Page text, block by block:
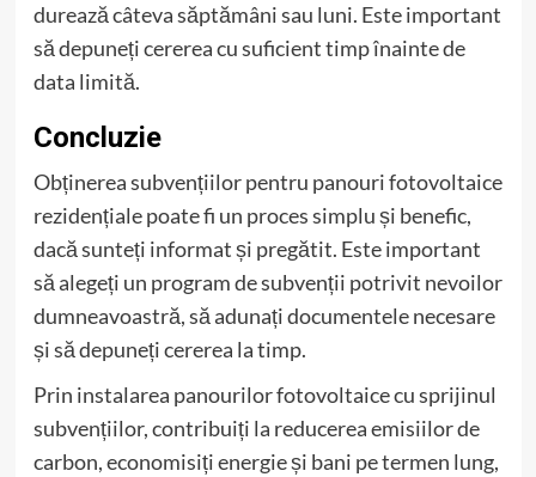
durează câteva săptămâni sau luni. Este important
să depuneți cererea cu suficient timp înainte de
data limită.
Concluzie
Obținerea subvențiilor pentru panouri fotovoltaice
rezidențiale poate fi un proces simplu și benefic,
dacă sunteți informat și pregătit. Este important
să alegeți un program de subvenții potrivit nevoilor
dumneavoastră, să adunați documentele necesare
și să depuneți cererea la timp.
Prin instalarea panourilor fotovoltaice cu sprijinul
subvențiilor, contribuiți la reducerea emisiilor de
carbon, economisiți energie și bani pe termen lung,